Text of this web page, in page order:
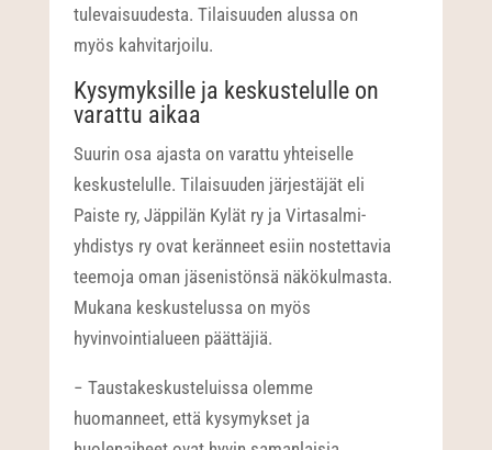
tulevaisuudesta. Tilaisuuden alussa on
myös kahvitarjoilu.
Kysymyksille ja keskustelulle on
varattu aikaa
Suurin osa ajasta on varattu yhteiselle
keskustelulle. Tilaisuuden järjestäjät eli
Paiste ry, Jäppilän Kylät ry ja Virtasalmi-
yhdistys ry ovat keränneet esiin nostettavia
teemoja oman jäsenistönsä näkökulmasta.
Mukana keskustelussa on myös
hyvinvointialueen päättäjiä.
− Taustakeskusteluissa olemme
huomanneet, että kysymykset ja